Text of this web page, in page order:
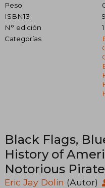
Peso
ISBN13
N° edición
1
Categorías
Black Flags,
History of
Notorious
Eric Jay Dolin (Autor)